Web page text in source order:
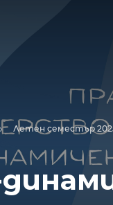
Летен семестър